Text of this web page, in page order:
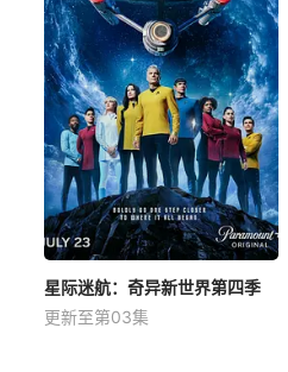
星际迷航：奇异新世界第四季
更新至第03集